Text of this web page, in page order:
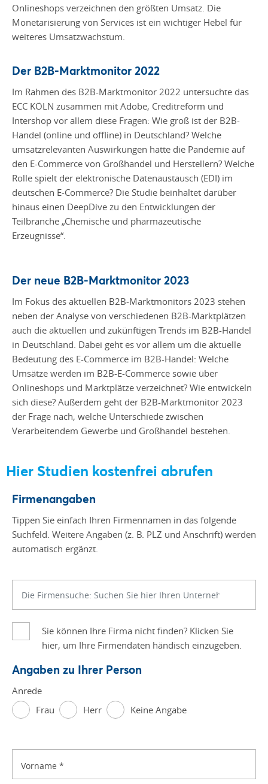
Onlineshops verzeichnen den größten Umsatz. Die
Monetarisierung von Services ist ein wichtiger Hebel für
weiteres Umsatzwachstum.
Der B2B-Marktmonitor 2022
Im Rahmen des B2B-Marktmonitor 2022 untersuchte das
ECC KÖLN zusammen mit Adobe, Creditreform und
Intershop vor allem diese Fragen: Wie groß ist der B2B-
Handel (online und offline) in Deutschland? Welche
umsatzrelevanten Auswirkungen hatte die Pandemie auf
den E-Commerce von Großhandel und Herstellern? Welche
Rolle spielt der elektronische Datenaustausch (EDI) im
deutschen E-Commerce? Die Studie beinhaltet darüber
hinaus einen DeepDive zu den Entwicklungen der
Teilbranche „Chemische und pharmazeutische
Erzeugnisse“.
Der neue B2B-Marktmonitor 2023
Im Fokus des aktuellen B2B-Marktmonitors 2023 stehen
neben der Analyse von verschiedenen B2B-Marktplätzen
auch die aktuellen und zukünftigen Trends im B2B-Handel
in Deutschland. Dabei geht es vor allem um die aktuelle
Bedeutung des E-Commerce im B2B-Handel: Welche
Umsätze werden im B2B-E-Commerce sowie über
Onlineshops und Marktplätze verzeichnet? Wie entwickeln
sich diese? Außerdem geht der B2B-Marktmonitor 2023
der Frage nach, welche Unterschiede zwischen
Verarbeitendem Gewerbe und Großhandel bestehen.
Hier Studien kostenfrei abrufen
Firmenangaben
Tippen Sie einfach Ihren Firmennamen in das folgende
Suchfeld. Weitere Angaben (z. B. PLZ und Anschrift) werden
automatisch ergänzt.
Sie können Ihre Firma nicht finden? Klicken Sie
hier, um Ihre Firmendaten händisch einzugeben.
Angaben zu Ihrer Person
Anrede
Frau
Herr Keine Angabe
Vorname *